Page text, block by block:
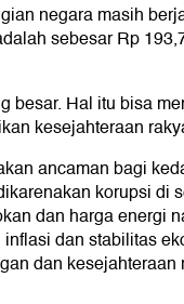
negara masih
sebesar Rp
besar. Hal itu bisa
kesejahteraan
ancaman bagi
korupsi di
dan harga energi
dan stabilitas
dan kesejahteraan